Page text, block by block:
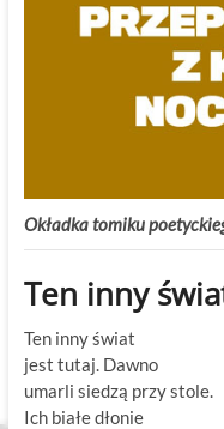
Okładka tomiku
Ten inny
Ten inny świat
jest tutaj. Dawno
umarli siedzą przy stole.
Ich białe dłonie